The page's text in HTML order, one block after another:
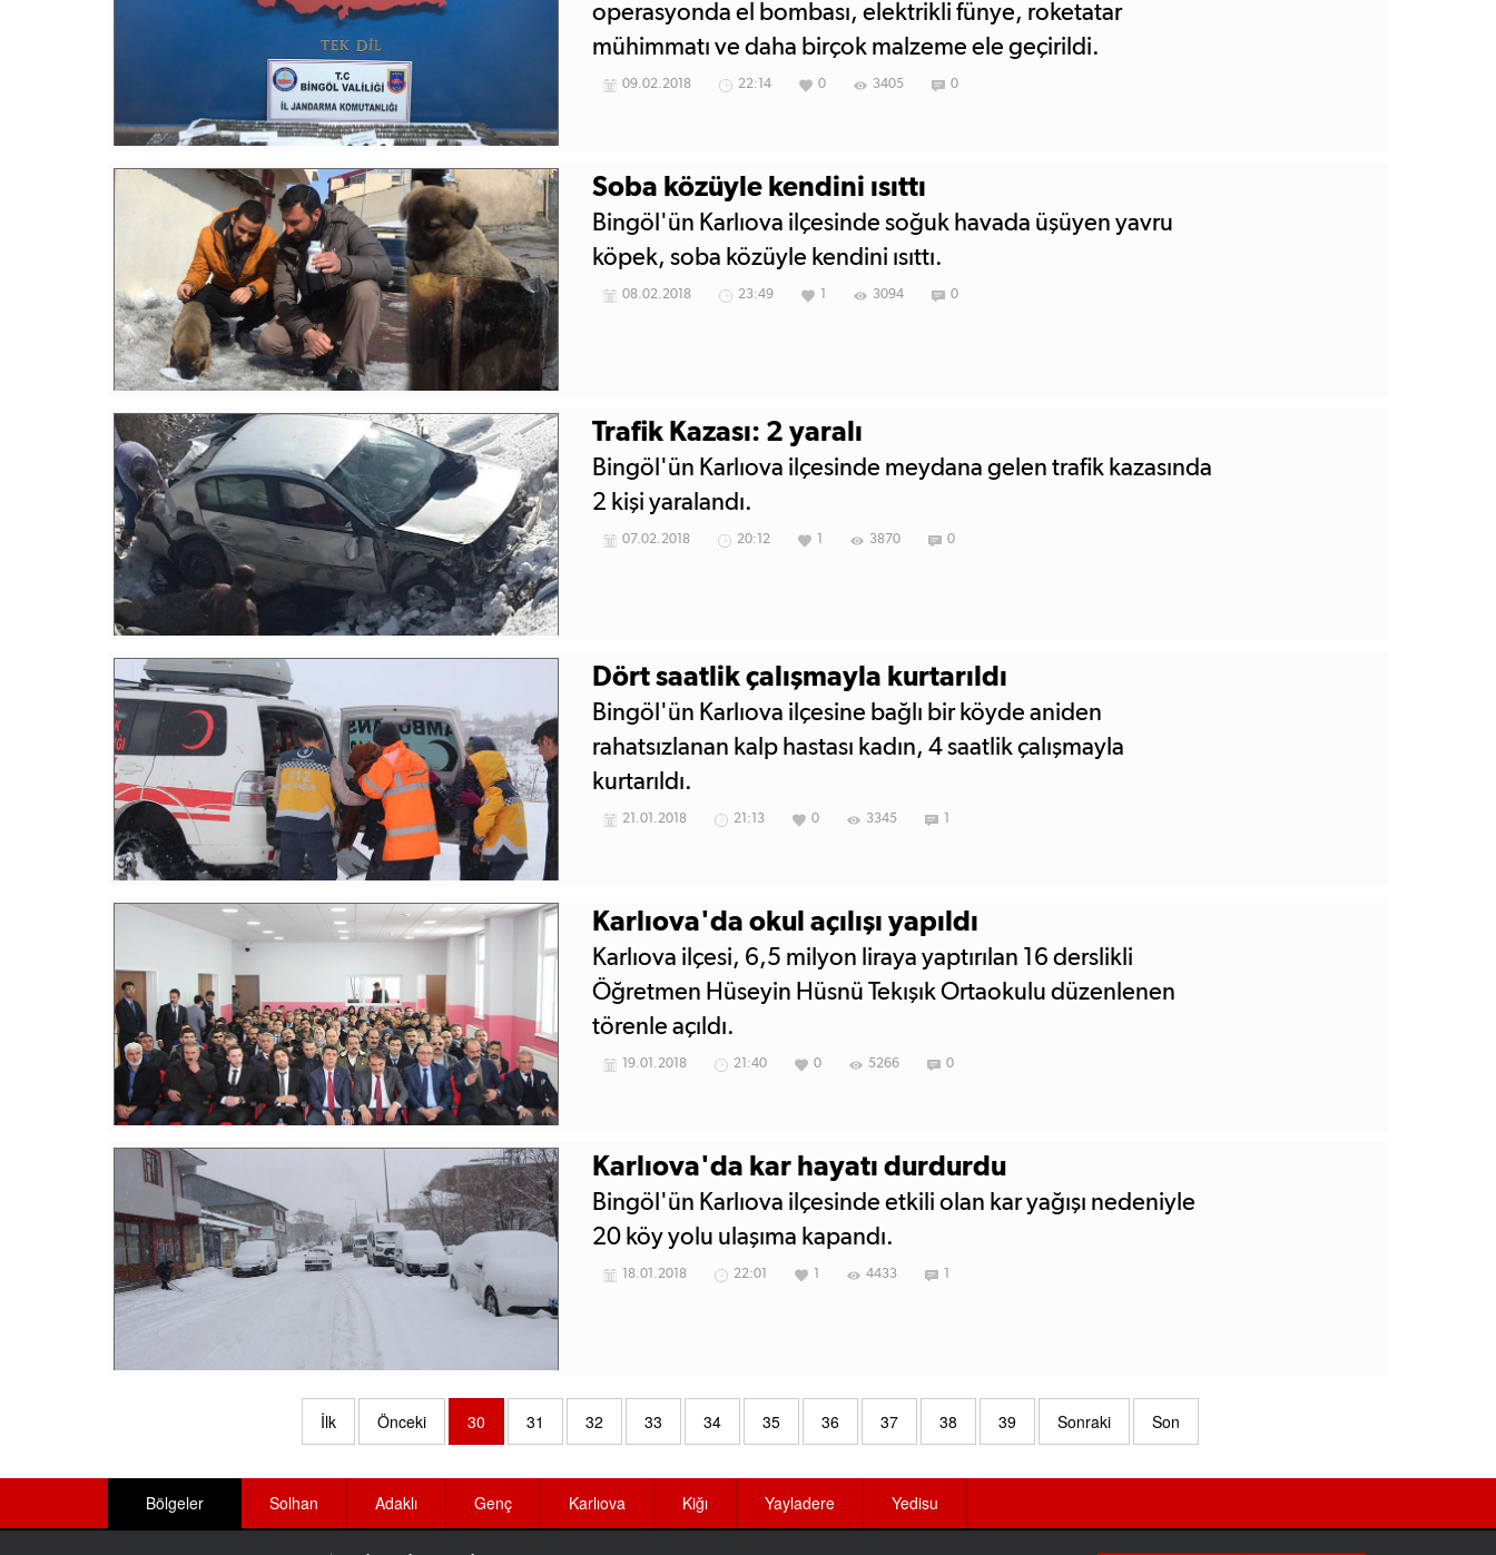
operasyonda el bombası, elektrikli fünye, roketatar
mühimmatı ve daha birçok malzeme ele geçirildi.
09.02.2018 22:14 0 3405 0
Soba közüyle kendini ısıttı
Bingöl'ün Karlıova ilçesinde soğuk havada üşüyen yavru
köpek, soba közüyle kendini ısıttı.
08.02.2018 23:49 3094 0
Trafik Kazası: 2 yaralı
Bingöl'ün Karlıova ilçesinde meydana gelen trafik kazasında
2 kişi yaralandı.
07.02.2018 20:12 3870 0
Dört saatlik çalışmayla kurtarıldı
Bingöl'ün Karlıova ilçesine bağlı bir köyde aniden
rahatsızlanan kalp hastası kadın, 4 saatlik çalışmayla
kurtarıldı.
21.01.2018 21:13 0 3345
Karlıova'da okul açılışı yapıldı
Karlıova ilçesi, 6,5 milyon liraya yaptırılan 16 derslikli
Öğretmen Hüseyin Hüsnü Tekışık Ortaokulu düzenlenen
törenle açıldı.
19.01.2018 21:40 0 5266 0
Karlıova'da kar hayatı durdurdu
Bingöl'ün Karlıova ilçesinde etkili olan kar yağışı nedeniyle
20 köy yolu ulaşıma kapandı.
18.01.2018 22:01 4433
İlk Önceki 30 31 32 33 34 35 36 37 38 39 Sonraki Son
Bölgeler Solhan Adaklı Genç Karlıova Kiğı Yayladere Yedisu